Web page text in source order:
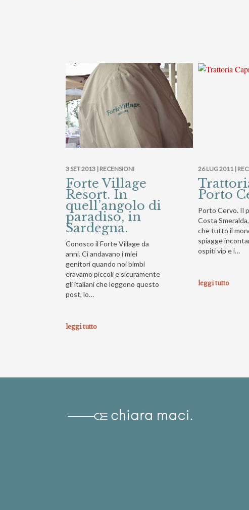
3 SET 2013 | RECENSIONI
Forte Village
Resort. In
quell’angolo di
paradiso, in
Sardegna.
Conosco il Forte Village da
anni. Ci andavano i miei
genitori quando noi bimbi
eravamo piccoli e sicuramente
gli italiani che leggono questo
post, lo…
leggi tutto
26 LUG 2011 |
Porto
Porto Cervo. Il
Costa
che tutto il
spiagge
ospiti vip e i…
leggi tutto